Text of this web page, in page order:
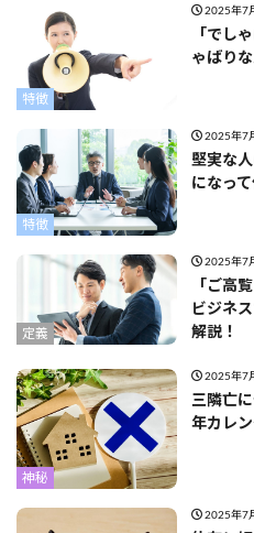
特徴
2025年7
「でし
ゃばり
特徴
2025年7
堅実な
になっ
定義
2025年7
「ご高
ビジネ
解説！
神秘
2025年7
三隣亡
年カレ
2025年7